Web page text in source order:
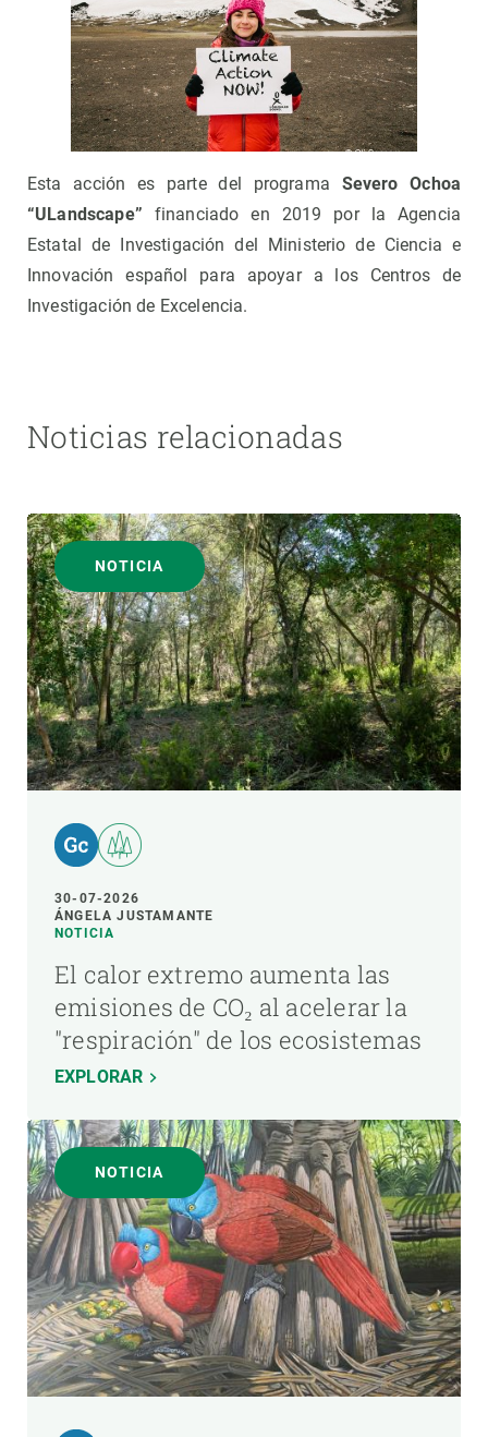
Esta acción es parte del programa Severo Ochoa
“ULandscape” financiado en 2019 por la Agencia
Estatal de Investigación del Ministerio de Ciencia e
Innovación español para apoyar a los Centros de
Investigación de Excelencia.
Noticias relacionadas
NOTICIA
30-07-2026
ÁNGELA JUSTAMANTE
NOTICIA
El calor extremo aumenta las
emisiones de CO₂ al acelerar la
"respiración" de los ecosistemas
EXPLORAR
NOTICIA